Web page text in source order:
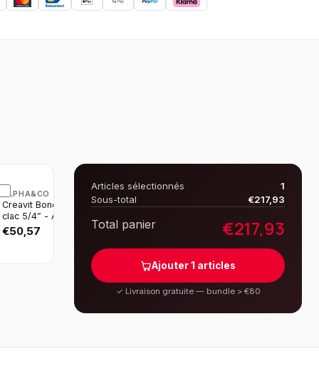
ALPHA&CO
Creavit Bonde Clic-
clac 5/4” - Avec
Trop-plein - Berry
€50,57
Articles sélectionnés
1
Sous-total
€217,93
Total panier €217,93
Ajouter1 articles
✓ Livraison gratuite — bundle > €80